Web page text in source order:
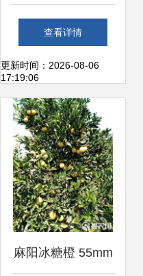
与袋装零售 开启生
鲜水果市场的优质
选择
查看详情
更新时间：2026-08-06
17:19:06
麻阳冰糖橙 55mm